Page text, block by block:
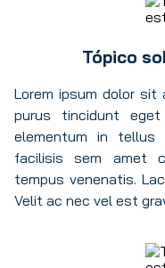
Tópico
Lorem ipsum dolor
purus tincidunt
elementum in
facilisis sem amet
tempus venenatis.
Velit ac nec vel est